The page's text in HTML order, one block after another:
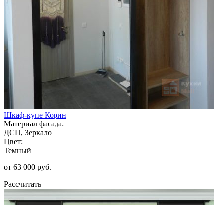
Шкаф-купе Корин
Материал фасада:
ДСП, Зеркало
Цвет:
Темный
от 63 000 руб.
Рассчитать